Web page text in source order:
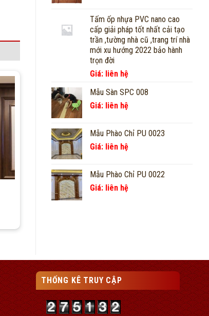
Tấm ốp nhựa PVC nano cao
cấp giải pháp tốt nhất cải tạo
trần ,tường nhà cũ ,trang trí nhà
mới xu hướng 2022 bảo hành
trọn đời
Giá: liên hệ
Mẫu Sàn SPC 008
Giá: liên hệ
Mẫu Phào Chỉ PU 0023
Giá: liên hệ
Mẫu Phào Chỉ PU 0022
Giá: liên hệ
THỐNG KÊ TRUY CẬP